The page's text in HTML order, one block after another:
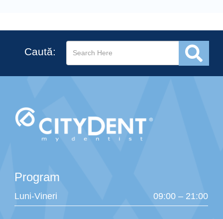
Caută:
Program
Luni-Vineri 09:00 – 21:00